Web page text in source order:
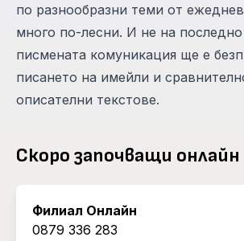
по разнообразни теми от
много по-лесни. И не на
писмената комуникация ще е
писането на имейли и
описателни текстове.
Скоро започващи онлайн
Филиал Онлайн
0879 336 283